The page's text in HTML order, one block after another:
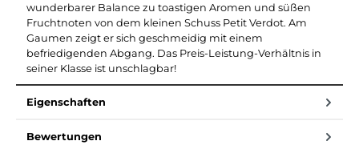
wunderbarer Balance zu toastigen Aromen und süßen
Fruchtnoten von dem kleinen Schuss Petit Verdot. Am
Gaumen zeigt er sich geschmeidig mit einem
befriedigenden Abgang. Das Preis-Leistung-Verhältnis in
seiner Klasse ist unschlagbar!
Eigenschaften
Bewertungen